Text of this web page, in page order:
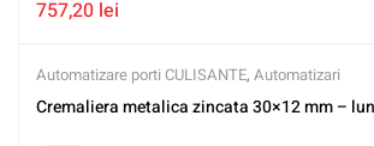
757,20 lei
Automatizare porti CULISANTE, Automatizari
Cremaliera metalica zincata 30×12 mm –